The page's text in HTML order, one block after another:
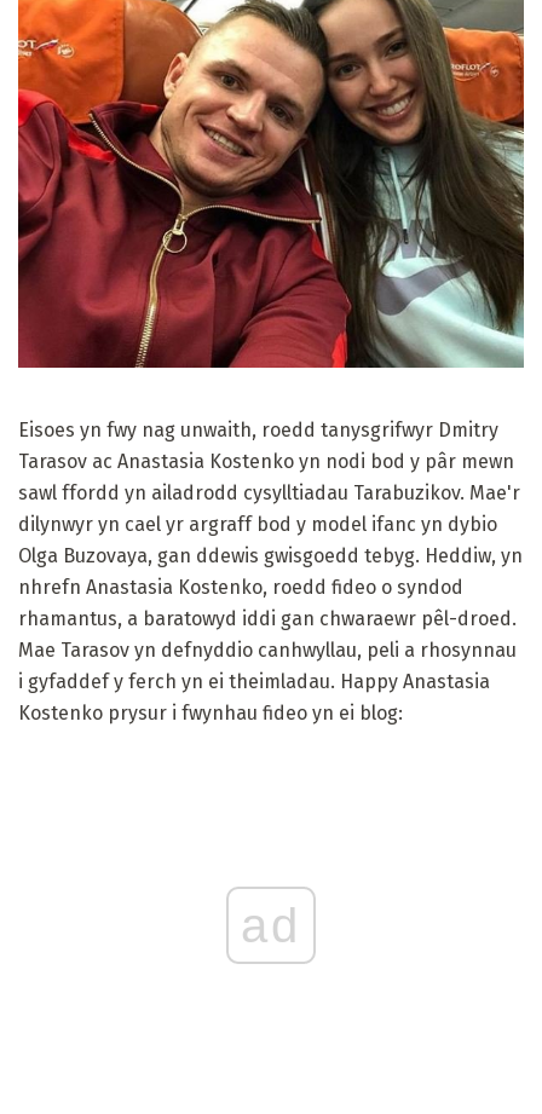
Eisoes yn fwy nag unwaith, roedd tanysgrifwyr Dmitry
Tarasov ac Anastasia Kostenko yn nodi bod y pâr mewn
sawl ffordd yn ailadrodd cysylltiadau Tarabuzikov. Mae'r
dilynwyr yn cael yr argraff bod y model ifanc yn dybio
Olga Buzovaya, gan ddewis gwisgoedd tebyg. Heddiw, yn
nhrefn Anastasia Kostenko, roedd fideo o syndod
rhamantus, a baratowyd iddi gan chwaraewr pêl-droed.
Mae Tarasov yn defnyddio canhwyllau, peli a rhosynnau
i gyfaddef y ferch yn ei theimladau. Happy Anastasia
Kostenko prysur i fwynhau fideo yn ei blog:
ad